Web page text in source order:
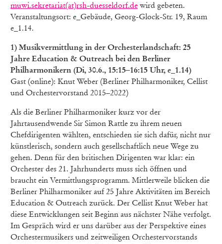
muwi.sekretariat(at)rsh-duesseldorf.de wird gebeten.
Veranstaltungsort: e_Gebäude, Georg-Glock-Str. 19, Raum
e_1.14.
1) Musikvermittlung in der Orchesterlandschaft: 25
Jahre Education & Outreach bei den Berliner
Philharmonikern (Di, 30.6., 15:15–16:15 Uhr, e_1.14)
Gast (online): Knut Weber (Berliner Philharmoniker, Cellist
und Orchestervorstand 2015–2022)
Als die Berliner Philharmoniker kurz vor der
Jahrtausendwende Sir Simon Rattle zu ihrem neuen
Chefdirigenten wählten, entschieden sie sich dafür, nicht nur
künstlerisch, sondern auch gesellschaftlich neue Wege zu
gehen. Denn für den britischen Dirigenten war klar: ein
Orchester des 21. Jahrhunderts muss sich öffnen und
braucht ein Vermittlungsprogramm. Mittlerweile blicken die
Berliner Philharmoniker auf 25 Jahre Aktivitäten im Bereich
Education & Outreach zurück. Der Cellist Knut Weber hat
diese Entwicklungen seit Beginn aus nächster Nähe verfolgt.
Im Gespräch wird er uns darüber aus der Perspektive eines
Orchestermusikers und zeitweiligen Orchestervorstands